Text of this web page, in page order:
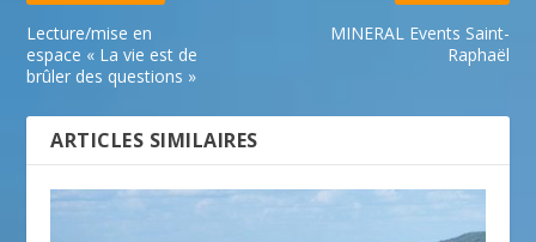
Lecture/mise en
espace « La vie est de
brûler des questions »
MINERAL Events Saint-
Raphaël
ARTICLES SIMILAIRES